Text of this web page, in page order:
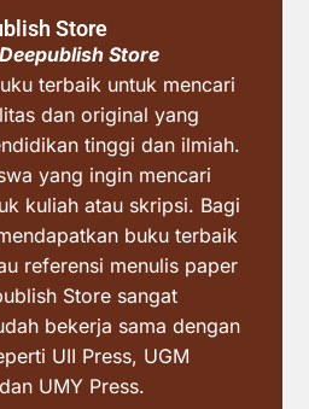
Store
Deepublish Store
terbaik untuk mencari
dan original yang
tinggi dan ilmiah.
yang ingin mencari
kuliah atau skripsi. Bagi
buku terbaik
referensi menulis paper
Store sangat
bekerja sama dengan
UII Press, UGM
UMY Press.